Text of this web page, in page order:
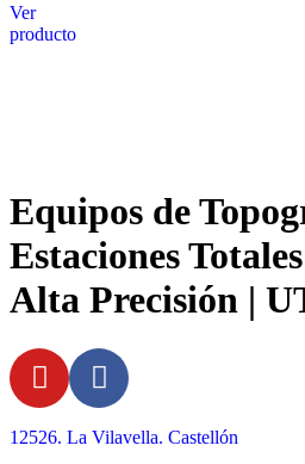
Ver
producto
Equipos de
Estaciones
Alta Precisión |
12526. La Vilavella. Castellón